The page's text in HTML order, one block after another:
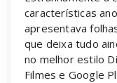
características
apresentava
que deixa tudo
no melhor estilo
Filmes e Google